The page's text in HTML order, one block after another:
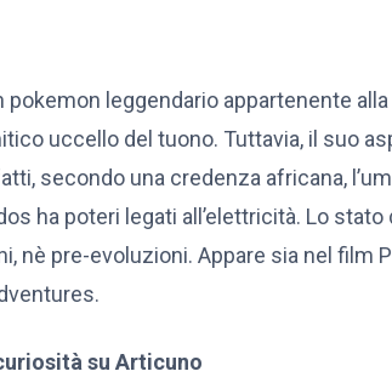
pokemon leggendario appartenente
uccello del tuono. Tuttavia, il suo
secondo una credenza africana,
ha poteri legati all’elettricità. Lo
nè pre-evoluzioni. Appare sia nel film
su Articuno